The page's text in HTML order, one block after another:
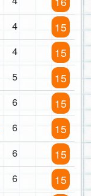
4 15
4 15
5 15
6 15
6 15
6 15
6 15